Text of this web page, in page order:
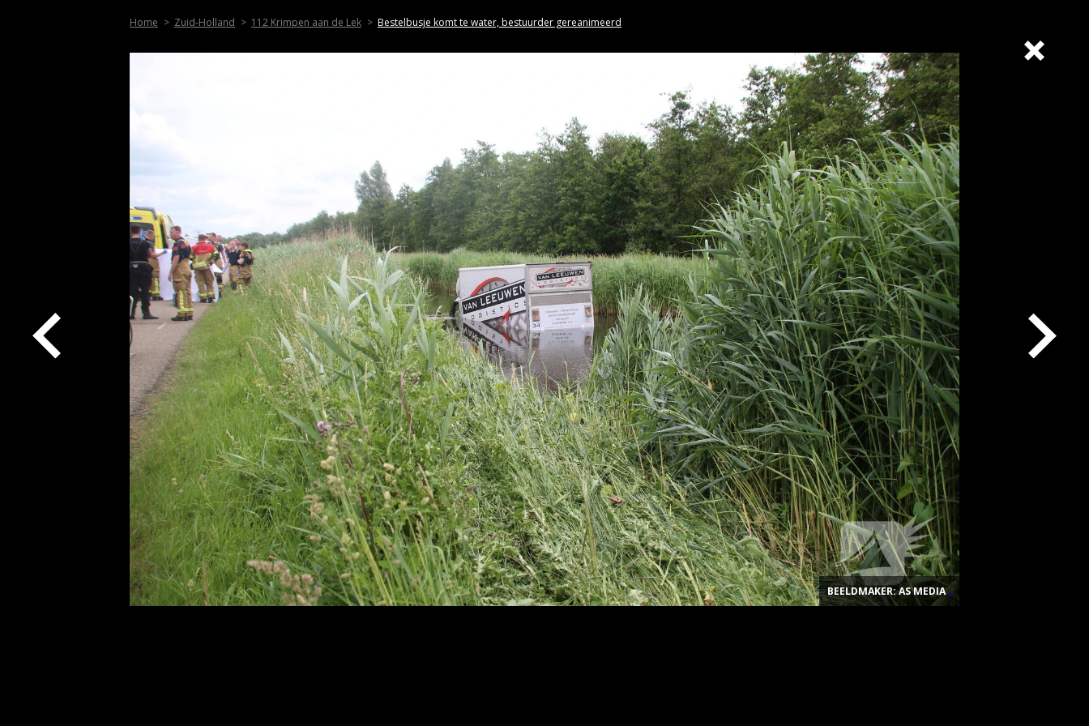
Home Zuid-Holland 112 Krimpen aan de Lek Bestelbusje komt te water, bestuurder gereanimeerd
BEELDMAKER: AS MEDIA.